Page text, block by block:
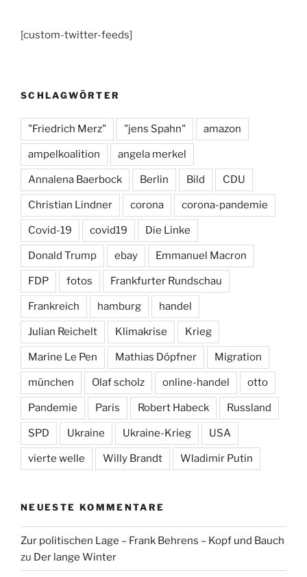
e
o
o
k
a
gr
m
e
s
y
[custom-twitter-feeds]
SCHLAGWÖRTER
"Friedrich Merz" "jens Spahn" amazon
ampelkoalition angela merkel
Annalena Baerbock Berlin Bild CDU
Christian Lindner corona corona-pandemie
Covid-19 covid19 Die Linke
Donald Trump ebay Emmanuel Macron
FDP fotos Frankfurter Rundschau
Frankreich hamburg handel
Julian Reichelt Klimakrise Krieg
Marine Le Pen Mathias Döpfner Migration
münchen Olaf scholz online-handel otto
Pandemie Paris Robert Habeck Russland
SPD Ukraine Ukraine-Krieg USA
vierte welle Willy Brandt Wladimir Putin
NEUESTE KOMMENTARE
Zur politischen Lage – Frank Behrens – Kopf und Bauch
zu Der lange Winter